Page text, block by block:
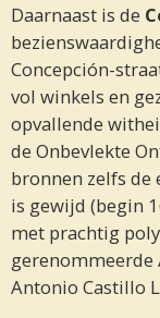
Daarnaast is de
Concepción-
vol winkels en
opvallende
de Onbevlekte
bronnen zelfs de
is gewijd (begin
met prachtig
gerenommeerde
Antonio Castillo